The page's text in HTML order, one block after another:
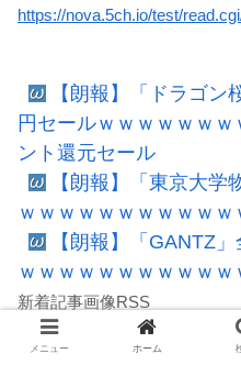
https://nova.5ch.io/test/
【朗報】「ドラゴ
円セールｗｗｗｗｗｗ
ント還元セール
【朗報】「東京大学
ｗｗｗｗｗｗｗｗｗｗｗ
【朗報】「GANTZ
ｗｗｗｗｗｗｗｗｗｗｗ
新着記事画像RSS
メニュー ホーム